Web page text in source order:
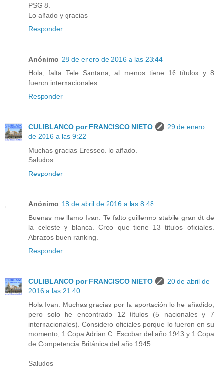
PSG 8.
Lo añado y gracias
Responder
Anónimo 28 de enero de 2016 a las 23:44
Hola, falta Tele Santana, al menos tiene 16 títulos y 8
fueron internacionales
Responder
CULIBLANCO por FRANCISCO NIETO
29 de enero
de 2016 a las 9:22
Muchas gracias Eresseo, lo añado.
Saludos
Responder
Anónimo 18 de abril de 2016 a las 8:48
Buenas me llamo Ivan. Te falto guillermo stabile gran dt de
la celeste y blanca. Creo que tiene 13 titulos oficiales.
Abrazos buen ranking.
Responder
CULIBLANCO por FRANCISCO NIETO
20 de abril de
2016 a las 21:40
Hola Ivan. Muchas gracias por la aportación lo he añadido,
pero solo he encontrado 12 títulos (5 nacionales y 7
internacionales). Considero oficiales porque lo fueron en su
momento; 1 Copa Adrian C. Escobar del año 1943 y 1 Copa
de Competencia Británica del año 1945
Saludos